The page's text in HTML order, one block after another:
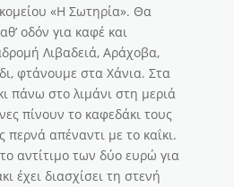
«Η Σωτηρία». Θα
οδόν για καφέ και
Λιβαδειά, Αράχοβα,
φτάνουμε στα Χάνια. Στα
πάνω στο λιμάνι στη μεριά
πίνουν το καφεδάκι τους
περνά απέναντι με το καΐκι.
αντίτιμο των δύο ευρώ για
έχει διασχίσει τη στενή